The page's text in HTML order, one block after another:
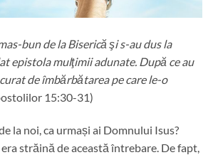
bun de la Biserică şi s-au dus la
epistola mulţimii adunate. După ce au
de îmbărbătarea pe care le-o
15:30-31)
la noi, ca urmași ai Domnului Isus?
străină de această întrebare. De fapt,